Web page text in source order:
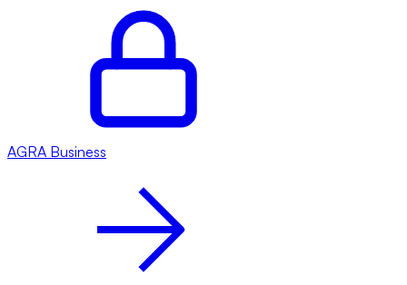
AGRA Business